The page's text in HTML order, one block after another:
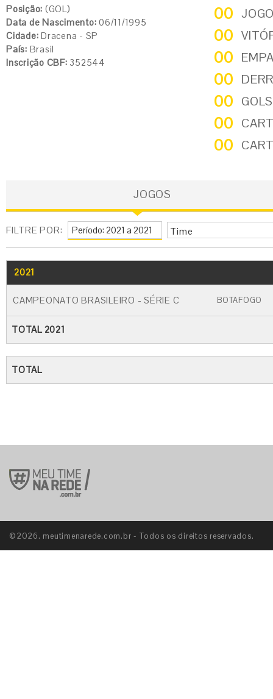
Posição: (GOL)
Data de Nascimento: 06/11/1995
Cidade: Dracena - SP
País: Brasil
Inscrição CBF: 352544
00
00
00
00
00
00
00
JOGOS
FILTRE POR: Time
2021
CAMPEONATO BRASILEIRO - SÉRIE C BOTAFOGO
TOTAL 2021
TOTAL
©2026. meutimenarede.com.br - Todos os direitos reservados.